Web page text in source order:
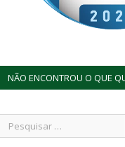
NÃO ENCONTROU O QUE